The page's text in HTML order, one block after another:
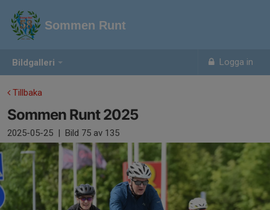
Bildgalleri Logga in
Sommen Runt
Tillbaka
Sommen Runt 2025
2025-05-25 | Bild 75 av 135